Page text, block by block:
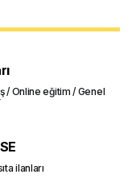
/ Online eğitim / Genel
ilanları